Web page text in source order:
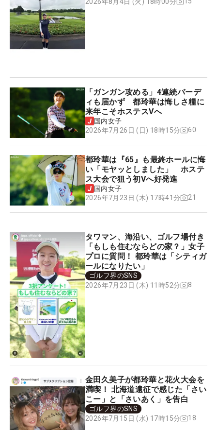
「ガンガン攻める」4連続バーデ
ィも届かず 都玲華は悔しさ糧に
来年こそホステスVへ
国内女子
2026年7月26日 (日) 18時15分
60
都玲華は『65』も最終ホールに悔
い「モヤッとしました」 ホステ
ス大会で狙う初Vへ好発進
国内女子
2026年7月23日 (木) 17時41分
21
タワマン、海沿い、ゴルフ場付き
「もしも住むならどの家？」女子
プロに質問！ 都玲華は「シティガ
ールになりたい」
ゴルフ界のSNS
2026年7月23日 (木) 11時52分
8
金田久美子が都玲華と花火大会を
満喫！ 北海道遠征で感じた「さい
こー」と「さいあく」を告白
ゴルフ界のSNS
2026年7月15日 (水) 17時15分
18